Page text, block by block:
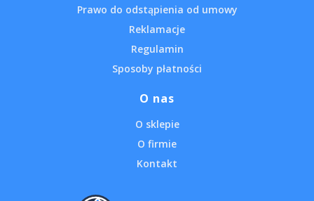
Prawo do odstąpienia od umowy
Reklamacje
Regulamin
Sposoby płatności
O nas
O sklepie
O firmie
Kontakt